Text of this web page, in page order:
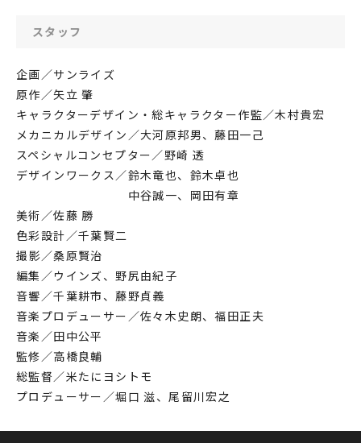
スタッフ
企画／サンライズ
原作／矢立 肇
キャラクターデザイン・総キャラクター作監／木村貴宏
メカニカルデザイン／大河原邦男、藤田一己
スペシャルコンセプター／野崎 透
デザインワークス／鈴木竜也、鈴木卓也
中谷誠一、岡田有章
美術／佐藤 勝
色彩設計／千葉賢二
撮影／桑原賢治
編集／ウインズ、野尻由紀子
音響／千葉耕市、藤野貞義
音楽プロデューサー／佐々木史朗、福田正夫
音楽／田中公平
監修／高橋良輔
総監督／米たにヨシトモ
プロデューサー／堀口 滋、尾留川宏之